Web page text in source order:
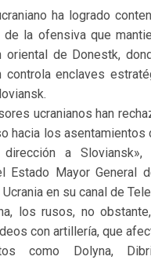
ha logrado
de la ofensiva que
oriental de Donestk,
controla enclaves
ucranianos han
hacia los asentamientos
dirección a Sloviansk»,
Estado Mayor General
en su canal de
los rusos, no
con artillería, que
como Dolyna,